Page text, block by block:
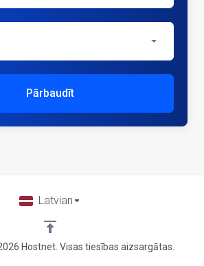
Pārbaudīt
Hostnet. Visas tiesības aizsargātas.
Latvian